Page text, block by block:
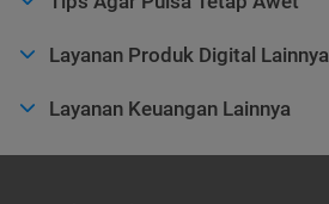
Layanan Produk Digital Lainnya
Layanan Keuangan Lainnya